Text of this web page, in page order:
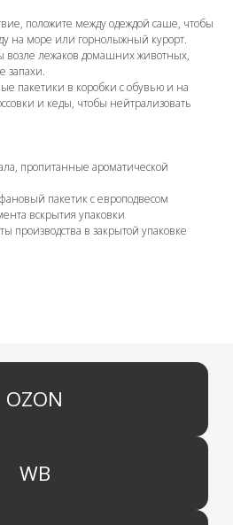
положите между одеждой саше, чтобы
на море или горнолыжный курорт.
возле лежаков домашних животных,
запахи.
пакетики в коробки с обувью и на
и кеды, чтобы нейтрализовать
пропитанные ароматической
пакетик с европодвесом
вскрытия упаковки
производства в закрытой упаковке
компании
партнерам